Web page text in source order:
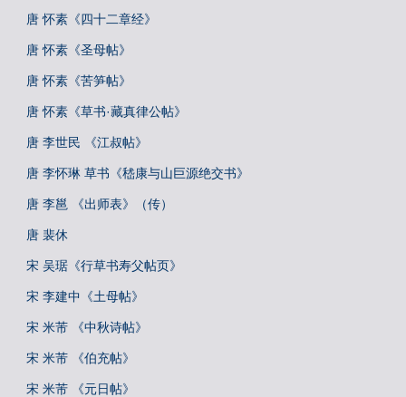
唐 怀素《四十二章经》
唐 怀素《圣母帖》
唐 怀素《苦笋帖》
唐 怀素《草书·藏真律公帖》
唐 李世民 《江叔帖》
唐 李怀琳 草书《嵇康与山巨源绝交书》
唐 李邕 《出师表》（传）
唐 裴休
宋 吴琚《行草书寿父帖页》
宋 李建中《土母帖》
宋 米芾 《中秋诗帖》
宋 米芾 《伯充帖》
宋 米芾 《元日帖》